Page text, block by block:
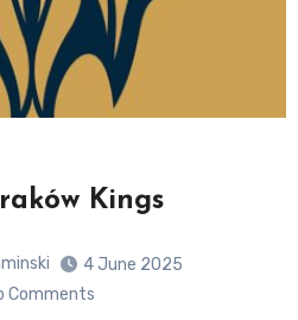
Kings
4 June 2025
Comments